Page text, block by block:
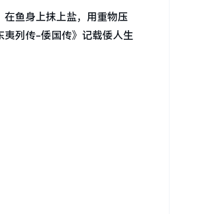
鱼身上抹上盐，用重物压
夷列传-倭国传》记载倭人生